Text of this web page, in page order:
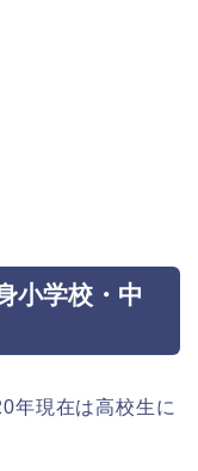
小学校・中
年現在は高校生に